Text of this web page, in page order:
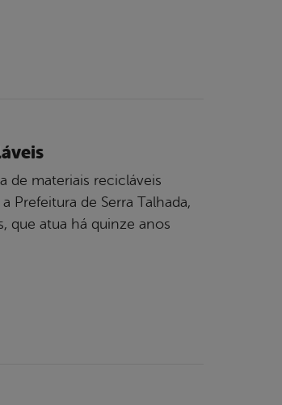
de materiais recicláveis
Prefeitura de Serra Talhada,
que atua há quinze anos